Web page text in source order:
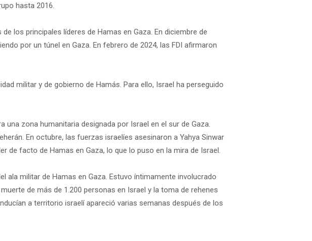
hasta 2016.
los principales líderes de Hamas en Gaza. En diciembre de
por un túnel en Gaza. En febrero de 2024, las FDI afirmaron
militar y de gobierno de Hamás. Para ello, Israel ha perseguido
zona humanitaria designada por Israel en el sur de Gaza.
En octubre, las fuerzas israelíes asesinaron a Yahya Sinwar
de facto de Hamas en Gaza, lo que lo puso en la mira de Israel.
ala militar de Hamas en Gaza. Estuvo íntimamente involucrado
de más de 1.200 personas en Israel y la toma de rehenes
a territorio israelí apareció varias semanas después de los